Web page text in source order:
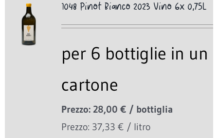
1048 Pinot Bianco 2023 Vino 6x 0,75L
per 6 bottiglie in un
cartone
Prezzo: 28,00 € / bottiglia
Prezzo: 37,33 € / litro